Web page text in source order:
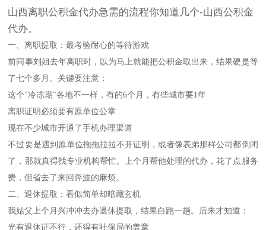
山西离职公积金代办急需的流程你知道几个-山西公积金
代办。
一、离职提取：最考验耐心的等待游戏
前同事刘姐去年离职时，以为马上就能把公积金取出来，结果硬是等
了七个多月。关键要注意：
这个"冷冻期"各地不一样，有的6个月，有些城市要1年
离职证明必须要有原单位公章
现在不少城市开通了手机办理渠道
不过要是遇到原单位拖拖拉拉不开证明，或者像表弟那样公司都倒闭
了，那就真得找专业机构帮忙。上个月帮他处理的代办，花了点服务
费，但省去了来回奔波的麻烦。
二、退休提取：看似简单却暗藏玄机
我姑父上个月兴冲冲去办退休提取，结果白跑一趟。后来才知道：
光有退休证不行，还得有社保局的盖章